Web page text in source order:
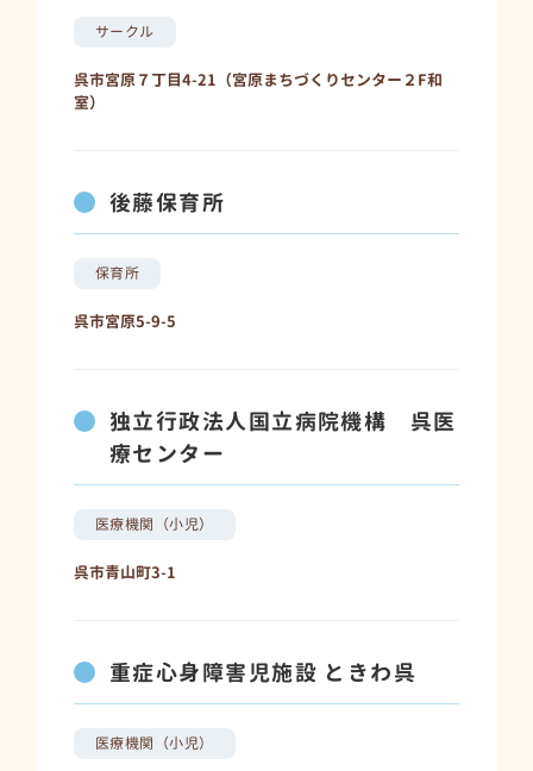
サークル
呉市宮原７丁目4-21（宮原まちづくりセンター２F和
室）
後藤保育所
保育所
呉市宮原5-9-5
独立行政法人国立病院機構 呉医
療センター
医療機関（小児）
呉市青山町3-1
重症心身障害児施設 ときわ呉
医療機関（小児）